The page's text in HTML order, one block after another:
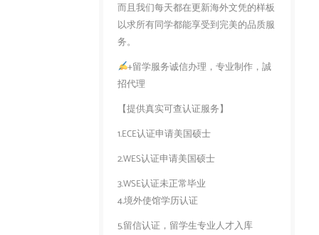
而且我们每天都在更新海外文凭的样板
以求所有同学都能享受到完美的品质服
务。
+留学服务诚信办理，专业制作，誠
招代理
【提供真实可查认证服务】
1.ECE认证申请美国硕士
2.WES认证申请美国硕士
3.WSE认证未正常毕业
4.境外使馆学历认证
5.留信认证，留学生专业人才入库